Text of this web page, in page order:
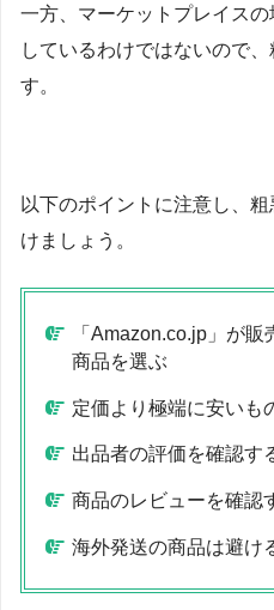
一方、マーケットプレイス
しているわけではないので
す。
以下のポイントに注意し、
けましょう。
「Amazon.co.jp」が
商品を選ぶ
定価より極端に安いも
出品者の評価を確認す
商品のレビューを確認
海外発送の商品は避け